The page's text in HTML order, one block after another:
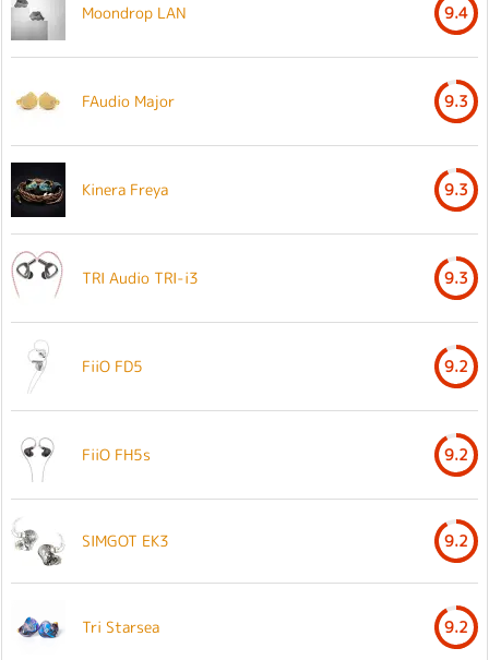
Moondrop LAN 9.4
FAudio Major 9.3
Kinera Freya 9.3
TRI Audio TRI-i3 9.3
FiiO FD5 9.2
FiiO FH5s 9.2
SIMGOT EK3 9.2
Tri Starsea 9.2